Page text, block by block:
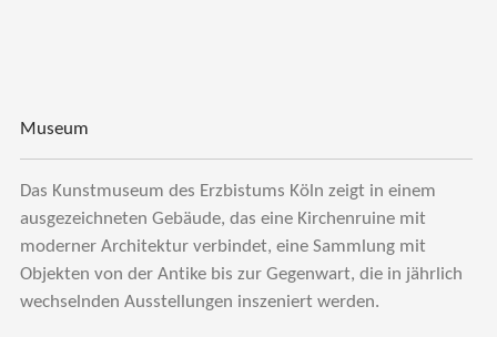
Museum
Das Kunstmuseum des Erzbistums Köln zeigt in einem
ausgezeichneten Gebäude, das eine Kirchenruine mit
moderner Architektur verbindet, eine Sammlung mit
Objekten von der Antike bis zur Gegenwart, die in jährlich
wechselnden Ausstellungen inszeniert werden.